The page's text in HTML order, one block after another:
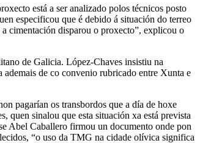
está a ser analizado polos técnicos posto
especificou que é debido á situación do terreo
cimentación disparou o proxecto”, explicou o
de Galicia. López-Chaves insistiu na
de co convenio rubricado entre Xunta e
pagarían os transbordos que a día de hoxe
quen sinalou que esta situación xa está prevista
Abel Caballero firmou un documento onde pon
“o uso da TMG na cidade olívica significa